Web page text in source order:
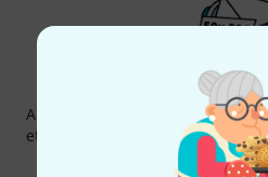
Thomann
Abonniere den Thomann
etwas Glück einen von50
Inspirierende Beiträge